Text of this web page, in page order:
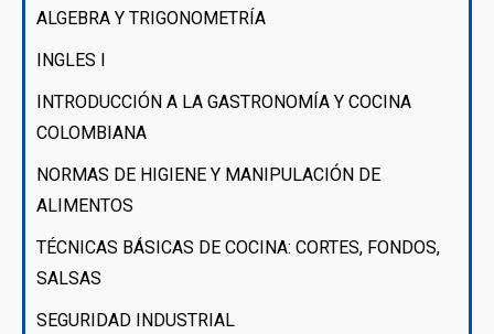
ALGEBRA Y TRIGONOMETRÍA
INGLES I
INTRODUCCIÓN A LA GASTRONOMÍA Y COCINA
COLOMBIANA
NORMAS DE HIGIENE Y MANIPULACIÓN DE
ALIMENTOS
TÉCNICAS BÁSICAS DE COCINA: CORTES, FONDOS,
SALSAS
SEGURIDAD INDUSTRIAL